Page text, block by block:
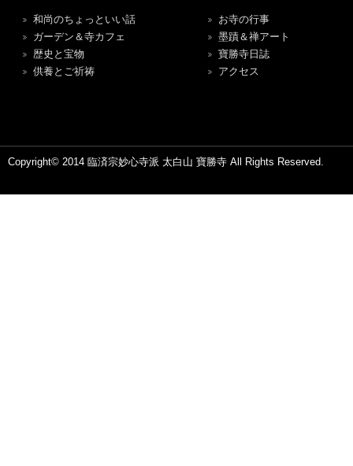
和尚のちょっといい話
ガーデン＆寺カフェ
歴史と宝物
供養とご祈祷
お寺の行事
墨蹟＆禅アート
寶勝寺日誌
アクセス
Copyright© 2014 臨済宗妙心寺派 太白山 寶勝寺 All Rights Reserved.